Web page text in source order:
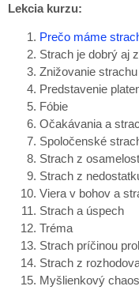
Lekcia kurzu:
Prečo máme
Strach je dobrý aj
Znižovanie
Predstavenie
Fóbie
Očakávania a
Spoločenské
Strach z
Strach z
Viera v bohov a
Strach a úspech
Tréma
Strach príčinou
Strach z
Myšlienkový